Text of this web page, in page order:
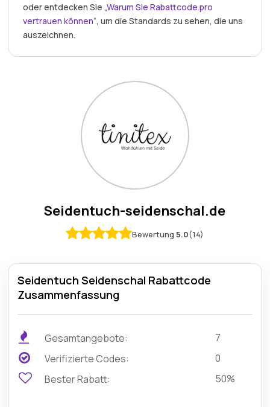
oder entdecken Sie „Warum Sie Rabattcode.pro
vertrauen können“, um die Standards zu sehen, die uns
auszeichnen.
Seidentuch-seidenschal.de
Bewertung5.0(14)
Seidentuch Seidenschal Rabattcode
Zusammenfassung
Gesamtangebote:
7
Verifizierte Codes:
0
Bester Rabatt:
50%